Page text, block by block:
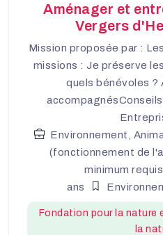
Aménager et
Vergers
Mission proposée par :
missions : Je préserve
quels bénévoles ?
Environnement,
(fonctionnement de
minimum
ans
Fondation pour la nature
la